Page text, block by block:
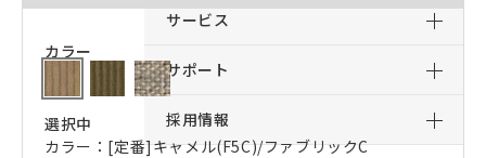
サービス
サポート
採用情報
カラー
選択中
カラー：[定番]キャメル(F5C)/ファブリックC